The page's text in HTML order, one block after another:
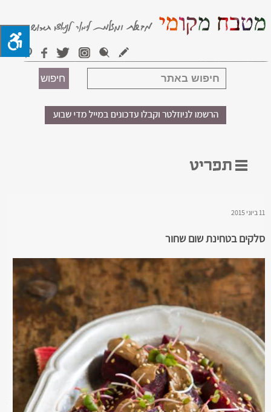
11 ביוני 2015
סלקים בטחינת שום שחור